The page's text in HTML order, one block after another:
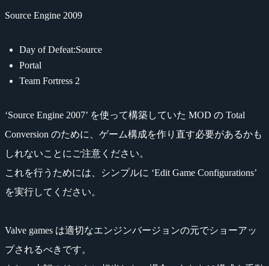
Source Engine 2009
Day of Defeat:Source
Portal
Team Fortress 2
‘Source Engine 2007’ を使って構築していた MOD の Total
Conversion のために、ゲーム構成を作り直す必要があるかも
しれないことにご注意ください。
これを行うためには、シンプルに ‘Edit Game Configurations’
を実行してください。
Valve games は適切なエンジンバージョンの元でショーアッ
プされるべきです。